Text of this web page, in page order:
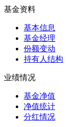
基金资料
基本信息
基金经理
份额变动
持有人结构
业绩情况
基金净值
净值统计
分红情况